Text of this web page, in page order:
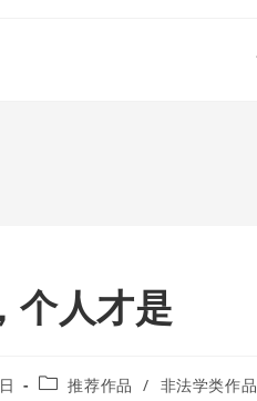
个人才是
Post推荐作品 / 非法学类作